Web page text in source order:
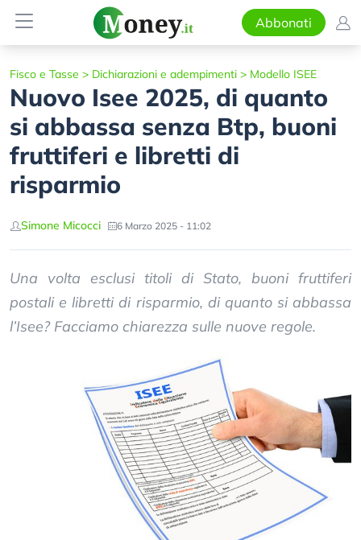
Abbonati
Fisco e Tasse > Dichiarazioni e adempimenti > Modello ISEE
Nuovo Isee 2025, di quanto
si abbassa senza Btp, buoni
fruttiferi e libretti di
risparmio
Simone Micocci 6 Marzo 2025 - 11:02
Una volta esclusi titoli di Stato, buoni fruttiferi
postali e libretti di risparmio, di quanto si abbassa
l’Isee? Facciamo chiarezza sulle nuove regole.